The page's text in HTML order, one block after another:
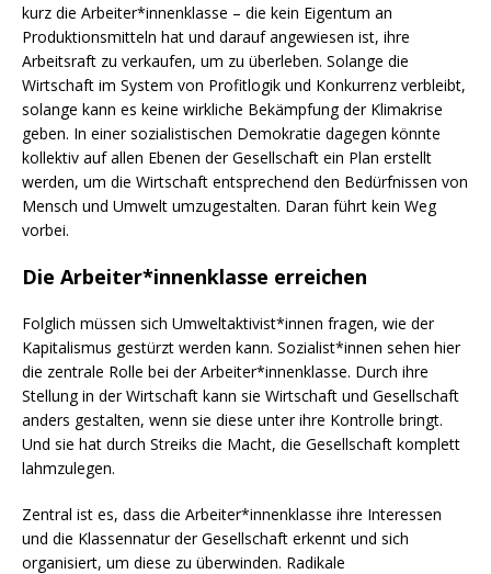
kurz die Arbeiter*innenklasse – die kein Eigentum an
Produktionsmitteln hat und darauf angewiesen ist, ihre
Arbeitsraft zu verkaufen, um zu überleben. Solange die
Wirtschaft im System von Profitlogik und Konkurrenz verbleibt,
solange kann es keine wirkliche Bekämpfung der Klimakrise
geben. In einer sozialistischen Demokratie dagegen könnte
kollektiv auf allen Ebenen der Gesellschaft ein Plan erstellt
werden, um die Wirtschaft entsprechend den Bedürfnissen von
Mensch und Umwelt umzugestalten. Daran führt kein Weg
vorbei.
Die Arbeiter*innenklasse erreichen
Folglich müssen sich Umweltaktivist*innen fragen, wie der
Kapitalismus gestürzt werden kann. Sozialist*innen sehen hier
die zentrale Rolle bei der Arbeiter*innenklasse. Durch ihre
Stellung in der Wirtschaft kann sie Wirtschaft und Gesellschaft
anders gestalten, wenn sie diese unter ihre Kontrolle bringt.
Und sie hat durch Streiks die Macht, die Gesellschaft komplett
lahmzulegen.
Zentral ist es, dass die Arbeiter*innenklasse ihre Interessen
und die Klassennatur der Gesellschaft erkennt und sich
organisiert, um diese zu überwinden. Radikale